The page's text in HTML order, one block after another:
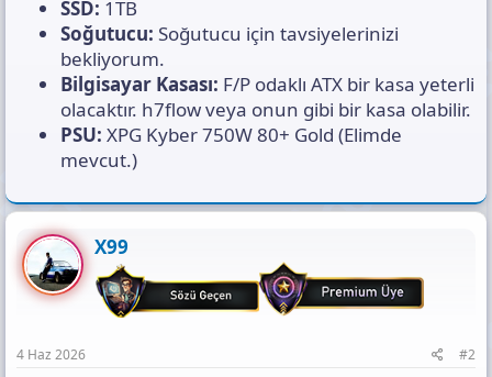
SSD: 1TB
Soğutucu: Soğutucu için tavsiyelerinizi
bekliyorum.
Bilgisayar Kasası: F/P odaklı ATX bir kasa yeterli
olacaktır. h7flow veya onun gibi bir kasa olabilir.
PSU: XPG Kyber 750W 80+ Gold (Elimde
mevcut.)
X99
4 Haz 2026 #2